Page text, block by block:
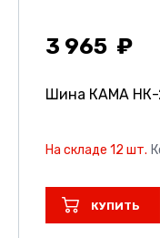
3 965
Шина КАМА НК-
На складе 12 шт.
КУПИТЬ